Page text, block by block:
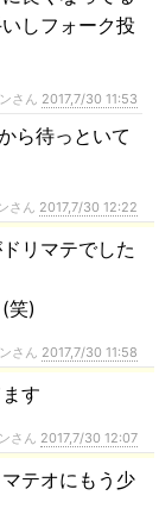
しフォーク投
さん 2017,7/30 11:53
ら待っといて
さん 2017,7/30 12:22
リマテでした
笑)
さん 2017,7/30 11:58
す
さん 2017,7/30 12:07
テオにもう少